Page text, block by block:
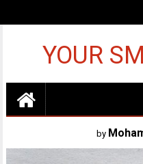
YOUR